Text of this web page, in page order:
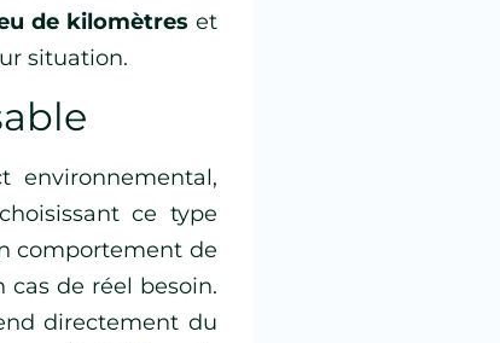
de kilomètres et
situation.
environnemental,
ce type
comportement de
cas de réel besoin.
directement du